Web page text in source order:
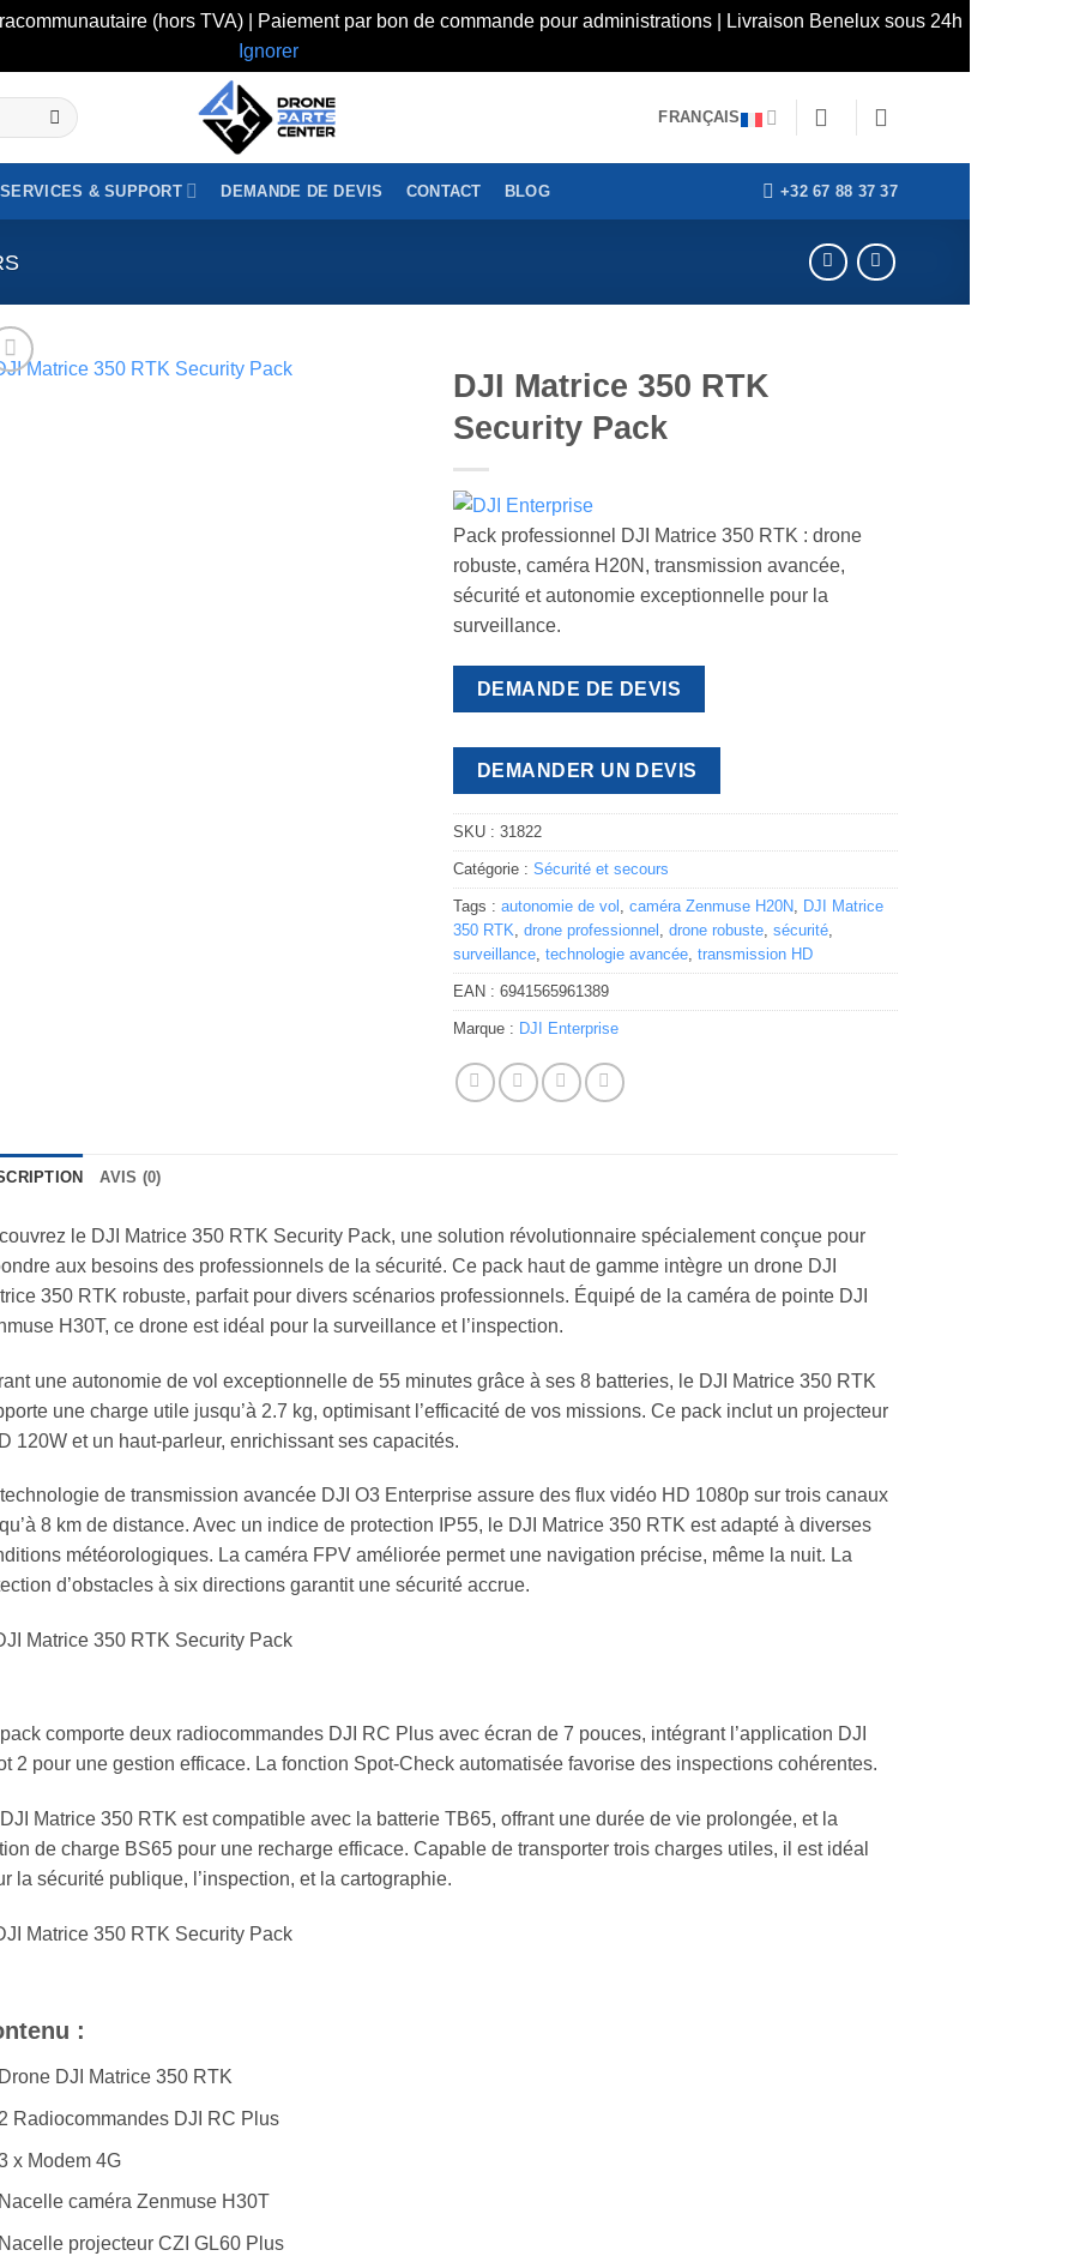
(hors TVA) | Paiement par bon de commande pour administrations | Livraison Benelux sous 24h
Ignorer
FRANÇAIS
SERVICES & SUPPORT DEMANDE DE DEVIS CONTACT BLOG +32 67 88 37 37
DJI Matrice 350 RTK
Security Pack
Pack professionnel DJI Matrice 350 RTK : drone
robuste, caméra H20N, transmission avancée,
sécurité et autonomie exceptionnelle pour la
surveillance.
DEMANDE DE DEVIS
DEMANDER UN DEVIS
SKU :31822
Catégorie :Sécurité et secours
Tags :autonomie de vol ,caméra Zenmuse H20N
DJI Matrice
350 RTK ,drone professionnel ,drone robuste ,sécurité
surveillance ,technologie avancée ,transmission HD
EAN :6941565961389
Marque : DJI Enterprise
AVIS (0)
le DJI Matrice 350 RTK Security Pack, une solution révolutionnaire spécialement conçue pour
aux besoins des professionnels de la sécurité. Ce pack haut de gamme intègre un drone DJI
350 RTK robuste, parfait pour divers scénarios professionnels. Équipé de la caméra de pointe DJI
H30T, ce drone est idéal pour la surveillance et l’inspection.
une autonomie de vol exceptionnelle de 55 minutes grâce à ses 8 batteries, le DJI Matrice 350 RTK
une charge utile jusqu’à 2.7 kg, optimisant l’efficacité de vos missions. Ce pack inclut un projecteur
120W et un haut-parleur, enrichissant ses capacités.
de transmission avancée DJI O3 Enterprise assure des flux vidéo HD 1080p sur trois canaux
8 km de distance. Avec un indice de protection IP55, le DJI Matrice 350 RTK est adapté à diverses
météorologiques. La caméra FPV améliorée permet une navigation précise, même la nuit. La
d’obstacles à six directions garantit une sécurité accrue.
comporte deux radiocommandes DJI RC Plus avec écran de 7 pouces, intégrant l’application DJI
2 pour une gestion efficace. La fonction Spot-Check automatisée favorise des inspections cohérentes.
Matrice 350 RTK est compatible avec la batterie TB65, offrant une durée de vie prolongée, et la
de charge BS65 pour une recharge efficace. Capable de transporter trois charges utiles, il est idéal
la sécurité publique, l’inspection, et la cartographie.
:
DJI Matrice 350 RTK
Radiocommandes DJI RC Plus
x Modem 4G
caméra Zenmuse H30T
projecteur CZI GL60 Plus